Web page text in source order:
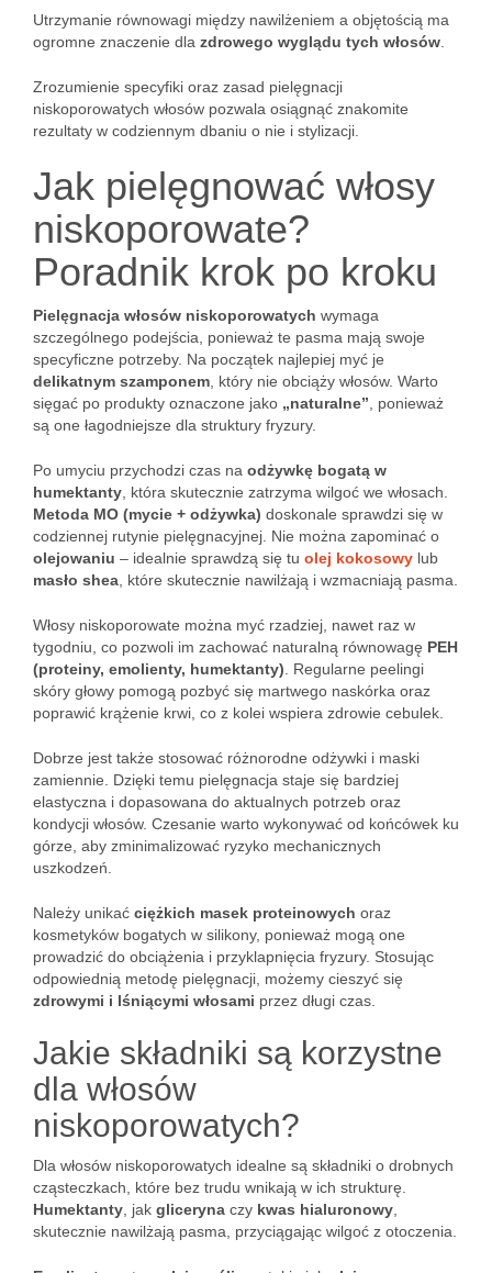
Utrzymanie równowagi między nawilżeniem a objętością ma
ogromne znaczenie dla zdrowego wyglądu tych włosów
Zrozumienie specyfiki oraz zasad pielęgnacji
niskoporowatych włosów pozwala osiągnąć znakomite
rezultaty w codziennym dbaniu o nie i stylizacji.
Jak pielęgnować włosy
niskoporowate?
Poradnik krok po kroku
Pielęgnacja włosów niskoporowatych wymaga
szczególnego podejścia, ponieważ te pasma mają swoje
specyficzne potrzeby. Na początek najlepiej myć je
delikatnym szamponem , który nie obciąży włosów. Warto
sięgać po produkty oznaczone jako „naturalne” , ponieważ
są one łagodniejsze dla struktury fryzury.
Po umyciu przychodzi czas na odżywkę bogatą w
humektanty , która skutecznie zatrzyma wilgoć we włosach.
Metoda MO (mycie + odżywka) doskonale sprawdzi się w
codziennej rutynie pielęgnacyjnej. Nie można zapominać o
olejowaniu – idealnie sprawdzą się tu olej kokosowy lub
masło shea , które skutecznie nawilżają i wzmacniają pasma.
Włosy niskoporowate można myć rzadziej, nawet raz w
tygodniu, co pozwoli im zachować naturalną równowagę PEH
(proteiny, emolienty, humektanty) . Regularne peelingi
skóry głowy pomogą pozbyć się martwego naskórka oraz
poprawić krążenie krwi, co z kolei wspiera zdrowie cebulek.
Dobrze jest także stosować różnorodne odżywki i maski
zamiennie. Dzięki temu pielęgnacja staje się bardziej
elastyczna i dopasowana do aktualnych potrzeb oraz
kondycji włosów. Czesanie warto wykonywać od końcówek ku
górze, aby zminimalizować ryzyko mechanicznych
uszkodzeń.
Należy unikać ciężkich masek proteinowych oraz
kosmetyków bogatych w silikony, ponieważ mogą one
prowadzić do obciążenia i przyklapnięcia fryzury. Stosując
odpowiednią metodę pielęgnacji, możemy cieszyć się
zdrowymi i lśniącymi włosami przez długi czas.
Jakie składniki są korzystne
dla włosów
niskoporowatych?
Dla włosów niskoporowatych idealne są składniki o drobnych
cząsteczkach, które bez trudu wnikają w ich strukturę.
Humektanty , jak gliceryna czy kwas hialuronowy
skutecznie nawilżają pasma, przyciągając wilgoć z otoczenia.